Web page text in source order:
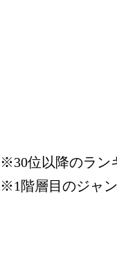
※30位以降のラン
※1階層目のジャ